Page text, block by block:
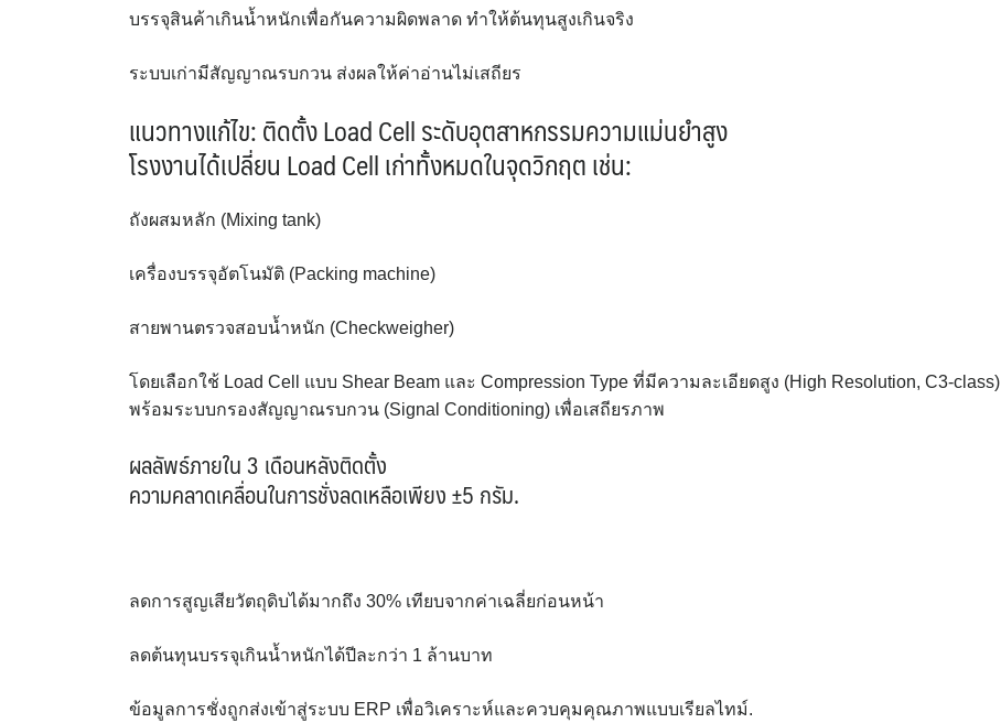
บรรจุสินค้าเกินน้ำหนักเพื่อกันความผิดพลาด ทำให้ต้นทุนสูงเกินจริง
ระบบเก่ามีสัญญาณรบกวน ส่งผลให้ค่าอ่านไม่เสถียร
แนวทางแก้ไข: ติดตั้ง Load Cell ระดับอุตสาหกรรมความแม่นยำสูง
โรงงานได้เปลี่ยน Load Cell เก่าทั้งหมดในจุดวิกฤต เช่น:
ถังผสมหลัก (Mixing tank)
เครื่องบรรจุอัตโนมัติ (Packing machine)
สายพานตรวจสอบน้ำหนัก (Checkweigher)
โดยเลือกใช้ Load Cell แบบ Shear Beam และ Compression Type ที่มีความละเอียดสูง (High Resolution, C3-class)
พร้อมระบบกรองสัญญาณรบกวน (Signal Conditioning) เพื่อเสถียรภาพ
ผลลัพธ์ภายใน 3 เดือนหลังติดตั้ง
ความคลาดเคลื่อนในการชั่งลดเหลือเพียง ±5 กรัม.
ลดการสูญเสียวัตถุดิบได้มากถึง 30% เทียบจากค่าเฉลี่ยก่อนหน้า
ลดต้นทุนบรรจุเกินน้ำหนักได้ปีละกว่า 1 ล้านบาท
ข้อมูลการชั่งถูกส่งเข้าสู่ระบบ ERP เพื่อวิเคราะห์และควบคุมคุณภาพแบบเรียลไทม์.